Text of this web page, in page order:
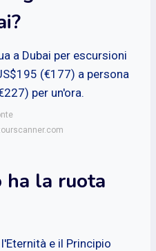
a Dubai per escursioni
(€177) a persona
per un'ora.
ha la ruota
e il Principio